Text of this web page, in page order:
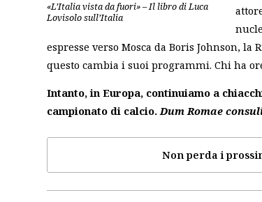
«L’Italia vista da fuori» – Il libro di Luca
Lovisolo sull’Italia
espresse verso Mosca da Boris Johnson,
questo cambia i suoi programmi. Chi ha
Intanto, in Europa, continuiamo a
campionato di calcio.Dum Romae
Non perda i